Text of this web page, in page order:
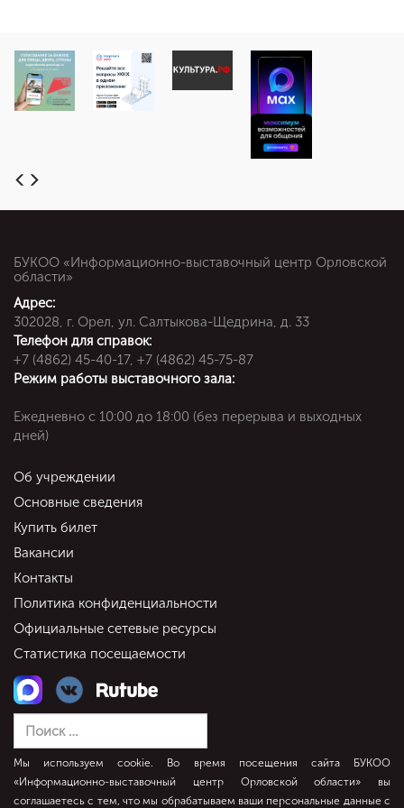
БУКОО «Информационно-выставочный центр Орловской
области»
Адрес:
302028, г. Орел, ул. Салтыкова-Щедрина, д. 33
Телефон для справок:
+7 (4862) 45-40-17, +7 (4862) 45-75-87
Режим работы выставочного зала:
Ежедневно c 10:00 до 18:00 (без перерыва и выходных
дней)
Об учреждении
Основные сведения
Купить билет
Вакансии
Контакты
Политика конфиденциальности
Официальные сетевые ресурсы
Статистика посещаемости
Мы используем cookie. Во время посещения сайта БУКОО
«Информационно-выставочный центр Орловской области» вы
соглашаетесь с тем, что мы обрабатываем ваши персональные данные с